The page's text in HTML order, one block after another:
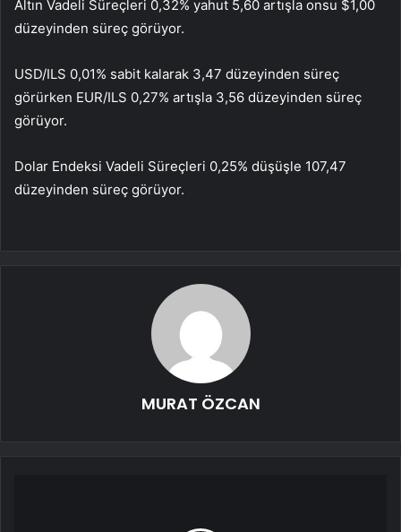
Altın Vadeli Süreçleri 0,32% yahut 5,60 artışla onsu $1,00
düzeyinden süreç görüyor.
USD/ILS 0,01% sabit kalarak 3,47 düzeyinden süreç
görürken EUR/ILS 0,27% artışla 3,56 düzeyinden süreç
görüyor.
Dolar Endeksi Vadeli Süreçleri 0,25% düşüşle 107,47
düzeyinden süreç görüyor.
MURAT ÖZCAN